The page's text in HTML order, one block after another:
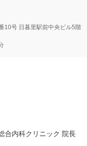
10号 日暮里駅前中央ビル5階
合内科クリニック 院長